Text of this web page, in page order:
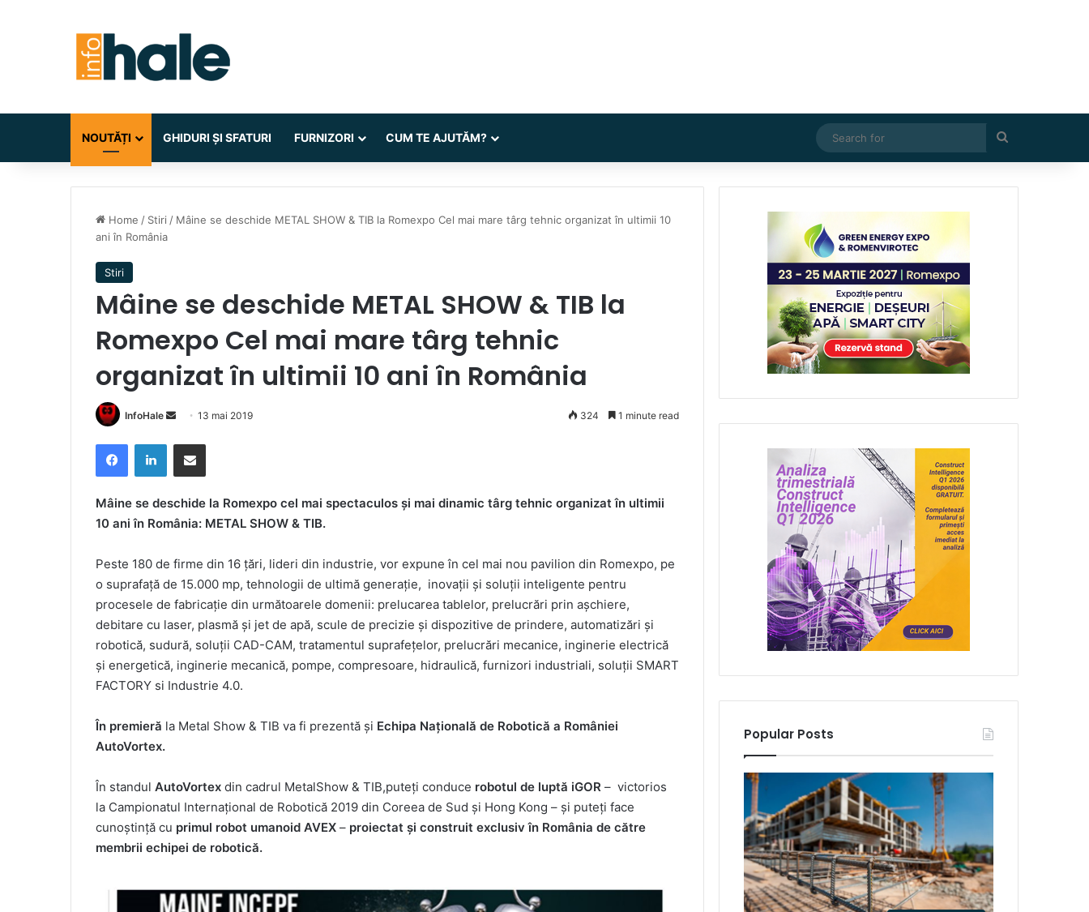
NOUTĂȚI GHIDURI ȘI SFATURI FURNIZORI CUM TE AJUTĂM?
for
Home / Stiri / Mâine se deschide METAL SHOW & TIB la Romexpo Cel mai mare târg tehnic organizat în ultimii 10
ani în România
Stiri
Mâine se deschide METAL SHOW & TIB la
Romexpo Cel mai mare târg tehnic
organizat în ultimii 10 ani în România
InfoHale
Send
email
13 mai 2019 324 1 minute read
FacebookLinkedInShare via Email
Mâine se deschide la Romexpo cel mai spectaculos şi mai dinamic târg tehnic organizat în ultimii
10 ani în România: METAL SHOW & TIB.
Peste 180 de firme din 16 ţări, lideri din industrie, vor expune în cel mai nou pavilion din Romexpo, pe
o suprafaţă de 15.000 mp, tehnologii de ultimă generaţie, inovaţii şi soluţii inteligente pentru
procesele de fabricaţie din următoarele domenii: prelucarea tablelor, prelucrări prin aşchiere,
debitare cu laser, plasmă şi jet de apă, scule de precizie şi dispozitive de prindere, automatizări şi
robotică, sudură, soluţii CAD-CAM, tratamentul suprafeţelor, prelucrări mecanice, inginerie electrică
şi energetică, inginerie mecanică, pompe, compresoare, hidraulică, furnizori industriali, soluţii SMART
FACTORY si Industrie 4.0.
În premieră la Metal Show & TIB va fi prezentă şi Echipa Naţională de Robotică a României
AutoVortex.
În standul AutoVortex din cadrul MetalShow & TIB,puteţi conduce robotul de luptă iGOR – victorios
la Campionatul Internaţional de Robotică 2019 din Coreea de Sud şi Hong Kong – şi puteţi face
cunoştinţă cu primul robot umanoid AVEX – proiectat şi construit exclusiv în România de către
membrii echipei de robotică.
Popular Posts